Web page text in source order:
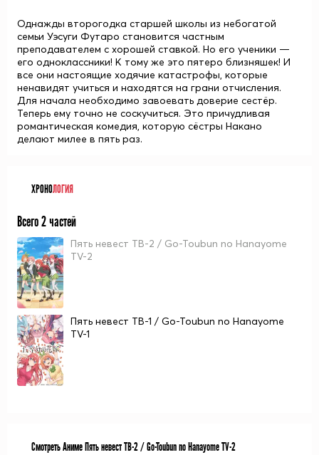
Однажды второгодка старшей школы из небогатой
семьи Уэсуги Футаро становится частным
преподавателем с хорошей ставкой. Но его ученики —
его одноклассники! К тому же это пятеро близняшек! И
все они настоящие ходячие катастрофы, которые
ненавидят учиться и находятся на грани отчисления.
Для начала необходимо завоевать доверие сестёр.
Теперь ему точно не соскучиться. Это причудливая
романтическая комедия, которую сёстры Накано
делают милее в пять раз.
ХРОНОЛОГИЯ
Всего 2 частей
Пять невест ТВ-2 / Go-Toubun no Hanayome
TV-2
Пять невест ТВ-1 / Go-Toubun no Hanayome
TV-1
Смотреть Аниме Пять невест ТВ-2 / Go-Toubun no Hanayome TV-2